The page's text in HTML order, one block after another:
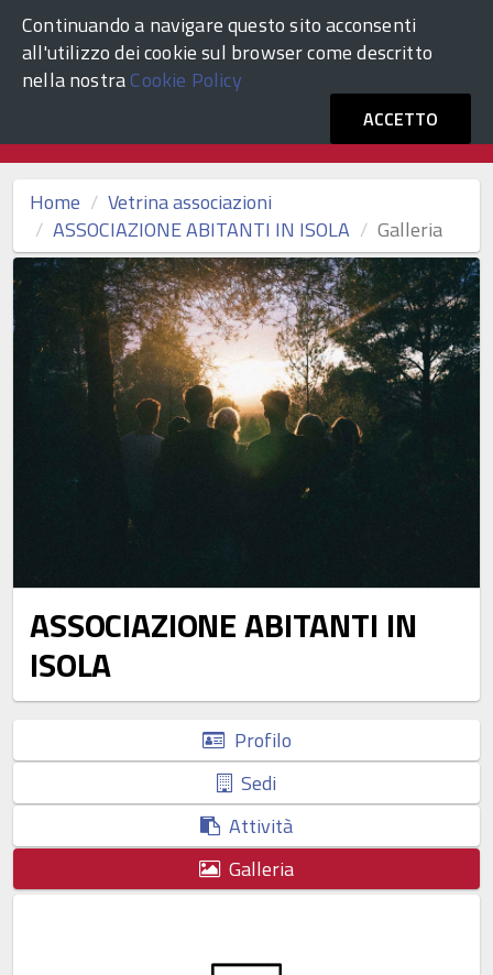
Continuando a navigare questo sito acconsenti
all'utilizzo dei cookie sul browser come descritto
nella nostraCookie Policy
ACCETTO
Comune di Venezia ACCEDI
Vetrina Associazioni Culturali
Home
Vetrina associazioni
ASSOCIAZIONE ABITANTI IN ISOLA
Galleria
ASSOCIAZIONE ABITANTI IN
ISOLA
Profilo
Sedi
Attività
Galleria